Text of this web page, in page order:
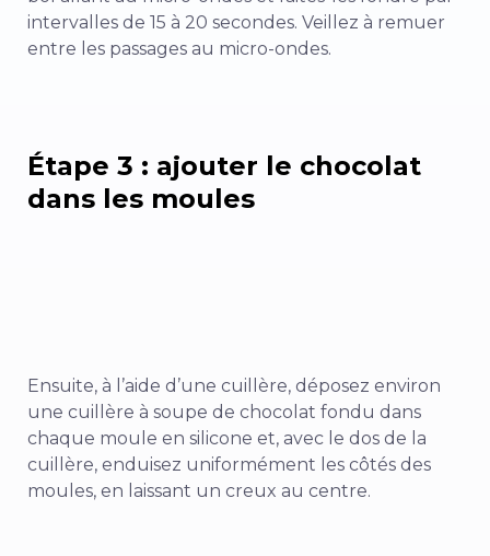
intervalles de 15 à 20 secondes. Veillez à remuer
entre les passages au micro-ondes.
Étape 3 : ajouter le chocolat
dans les moules
Ensuite, à l’aide d’une cuillère, déposez environ
une cuillère à soupe de chocolat fondu dans
chaque moule en silicone et, avec le dos de la
cuillère, enduisez uniformément les côtés des
moules, en laissant un creux au centre.